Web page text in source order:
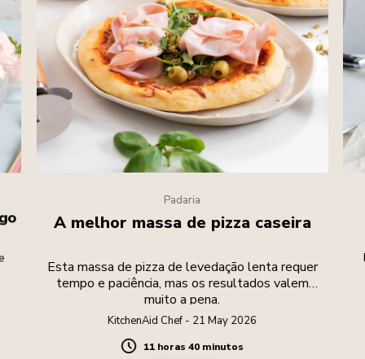
Padaria
A melhor massa de pizza caseira
Esta massa de pizza de levedação lenta requer
tempo e paciência, mas os resultados valem
muito a pena.
KitchenAid Chef - 21 May 2026
Duration
11 horas 40 minutos